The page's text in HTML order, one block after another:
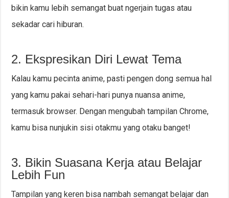
bikin kamu lebih semangat buat ngerjain tugas atau
sekadar cari hiburan.
2. Ekspresikan Diri Lewat Tema
Kalau kamu pecinta anime, pasti pengen dong semua hal
yang kamu pakai sehari-hari punya nuansa anime,
termasuk browser. Dengan mengubah tampilan Chrome,
kamu bisa nunjukin sisi otakmu yang otaku banget!
3. Bikin Suasana Kerja atau Belajar
Lebih Fun
Tampilan yang keren bisa nambah semangat belajar dan